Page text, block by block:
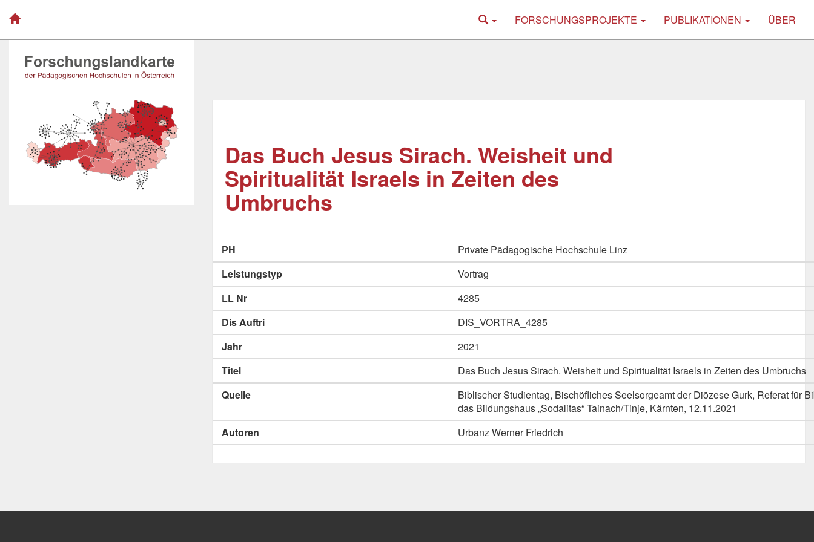
FORSCHUNGSPROJEKTE PUBLIKATIONEN ÜBER
Das Buch Jesus Sirach. Weisheit und
Spiritualität Israels in Zeiten des
Umbruchs
PH
Private Pädagogische Hochschule Linz
Leistungstyp
Vortrag
LL Nr
4285
Dis Auftri
DIS_VORTRA_4285
Jahr
2021
Titel
Das Buch Jesus Sirach. Weisheit und Spiritualität Israels in Zeiten des Umbruchs
Quelle
Biblischer Studientag, Bischöfliches Seelsorgeamt der Diözese Gurk, Referat für
das Bildungshaus „Sodalitas“ Tainach/Tinje, Kärnten, 12.11.2021
Autoren
Urbanz Werner Friedrich